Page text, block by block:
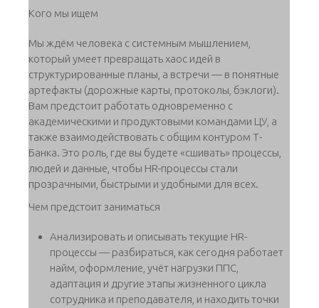
Кого мы ищем
Мы ждём человека с системным мышлением,
который умеет превращать хаос идей в
структурированные планы, а встречи — в понятные
артефакты (дорожные карты, протоколы, бэклоги).
Вам предстоит работать одновременно с
академическими и продуктовыми командами ЦУ, а
также взаимодействовать с общим контуром Т-
Банка. Это роль, где вы будете «сшивать» процессы,
людей и данные, чтобы HR-процессы стали
прозрачными, быстрыми и удобными для всех.
Чем предстоит заниматься
Анализировать и описывать текущие HR-
процессы — разбираться, как сегодня работает
найм, оформление, учёт нагрузки ППС,
адаптация и другие этапы жизненного цикла
сотрудника и преподавателя, и находить точки